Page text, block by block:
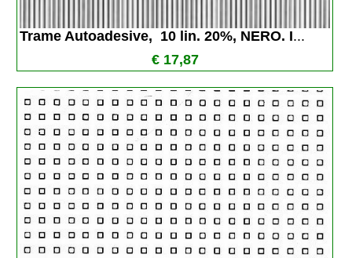
Trame Autoadesive,  10 lin. 20%, NERO. I...
€ 17,87